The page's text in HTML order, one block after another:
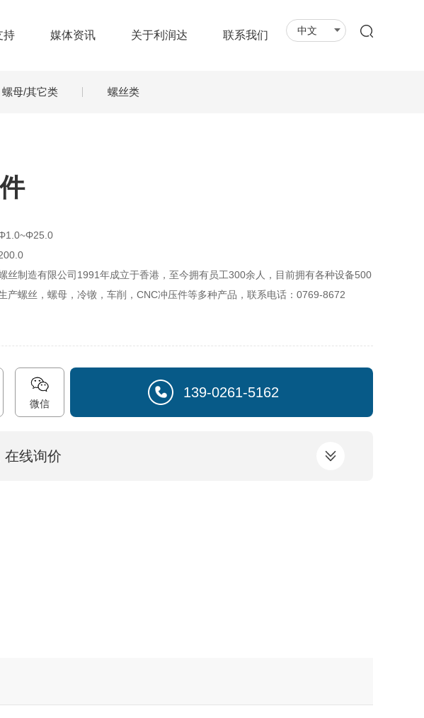
持 媒体资讯 关于利润达 联系我们 中文
螺母/其它类 螺丝类
丝制造有限公司1991年成立于香港，至今拥有员工300余人，目前拥有各种设备500
产螺丝，螺母，冷镦，车削，CNC冲压件等多种产品，联系电话：0769-8672
微信
139-0261-5162
在线询价